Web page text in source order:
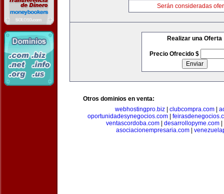
Serán consideradas
Realizar una Oferta
Precio Ofrecido $
Otros dominios en venta:
webhostingpro.biz| clubcompra.com|
oportunidadesynegocios.com|
ventascordoba.com| desarrollopyme.com|
asociacionempresaria.com